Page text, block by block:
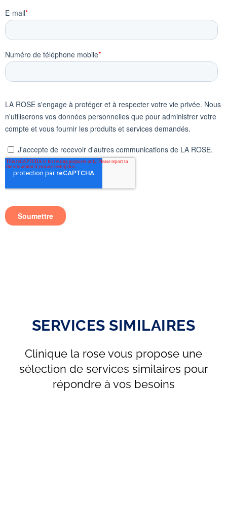
SERVICES SIMILAIRES
Clinique la rose vous propose une
sélection de services similaires pour
répondre à vos besoins